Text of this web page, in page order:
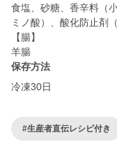
食塩、砂糖、香辛料（
ミノ酸）、酸化防止剤（
【腸】
羊腸
保存方法
冷凍30日
#生産者直伝レシピ付き